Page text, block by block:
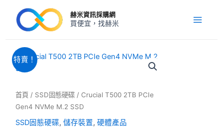
赫米資訊採購網
買便宜，找赫米
Menu
特賣！
首頁 / SSD固態硬碟 / Crucial T500 2TB PCIe
Gen4 NVMe M.2 SSD
SSD固態硬碟,儲存裝置,硬體產品
原
格：
NT$11,760。
目
格：
Crucial
T500
2TB
Gen4
NVMe
SSD